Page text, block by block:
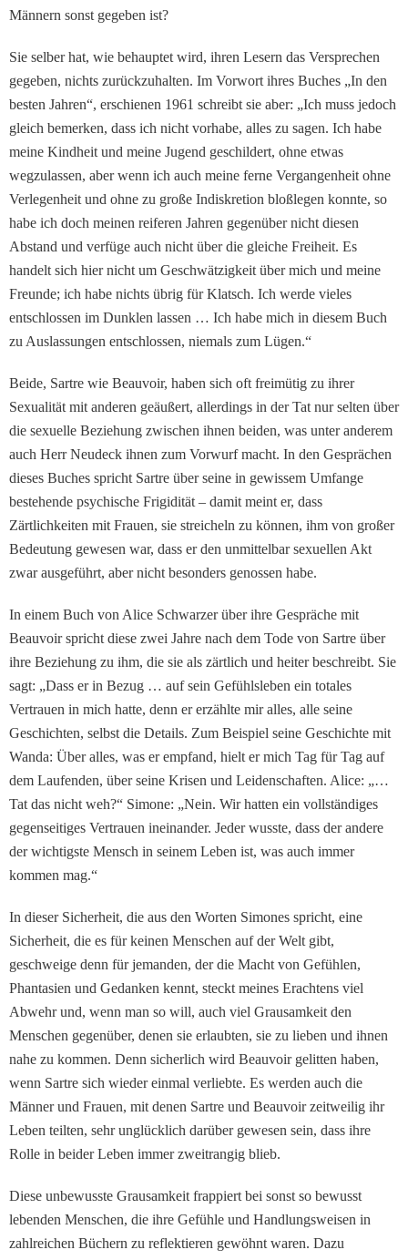
Männern sonst gegeben ist?
Sie selber hat, wie behauptet wird, ihren Lesern das Versprechen
gegeben, nichts zurückzuhalten. Im Vorwort ihres Buches „In den
besten Jahren“, erschienen 1961 schreibt sie aber: „Ich muss jedoch
gleich bemerken, dass ich nicht vorhabe, alles zu sagen. Ich habe
meine Kindheit und meine Jugend geschildert, ohne etwas
wegzulassen, aber wenn ich auch meine ferne Vergangenheit ohne
Verlegenheit und ohne zu große Indiskretion bloßlegen konnte, so
habe ich doch meinen reiferen Jahren gegenüber nicht diesen
Abstand und verfüge auch nicht über die gleiche Freiheit. Es
handelt sich hier nicht um Geschwätzigkeit über mich und meine
Freunde; ich habe nichts übrig für Klatsch. Ich werde vieles
entschlossen im Dunklen lassen … Ich habe mich in diesem Buch
zu Auslassungen entschlossen, niemals zum Lügen.“
Beide, Sartre wie Beauvoir, haben sich oft freimütig zu ihrer
Sexualität mit anderen geäußert, allerdings in der Tat nur selten über
die sexuelle Beziehung zwischen ihnen beiden, was unter anderem
auch Herr Neudeck ihnen zum Vorwurf macht. In den Gesprächen
dieses Buches spricht Sartre über seine in gewissem Umfange
bestehende psychische Frigidität – damit meint er, dass
Zärtlichkeiten mit Frauen, sie streicheln zu können, ihm von großer
Bedeutung gewesen war, dass er den unmittelbar sexuellen Akt
zwar ausgeführt, aber nicht besonders genossen habe.
In einem Buch von Alice Schwarzer über ihre Gespräche mit
Beauvoir spricht diese zwei Jahre nach dem Tode von Sartre über
ihre Beziehung zu ihm, die sie als zärtlich und heiter beschreibt. Sie
sagt: „Dass er in Bezug … auf sein Gefühlsleben ein totales
Vertrauen in mich hatte, denn er erzählte mir alles, alle seine
Geschichten, selbst die Details. Zum Beispiel seine Geschichte mit
Wanda: Über alles, was er empfand, hielt er mich Tag für Tag auf
dem Laufenden, über seine Krisen und Leidenschaften. Alice: „…
Tat das nicht weh?“ Simone: „Nein. Wir hatten ein vollständiges
gegenseitiges Vertrauen ineinander. Jeder wusste, dass der andere
der wichtigste Mensch in seinem Leben ist, was auch immer
kommen mag.“
In dieser Sicherheit, die aus den Worten Simones spricht, eine
Sicherheit, die es für keinen Menschen auf der Welt gibt,
geschweige denn für jemanden, der die Macht von Gefühlen,
Phantasien und Gedanken kennt, steckt meines Erachtens viel
Abwehr und, wenn man so will, auch viel Grausamkeit den
Menschen gegenüber, denen sie erlaubten, sie zu lieben und ihnen
nahe zu kommen. Denn sicherlich wird Beauvoir gelitten haben,
wenn Sartre sich wieder einmal verliebte. Es werden auch die
Männer und Frauen, mit de­nen Sartre und Beauvoir zeitweilig ihr
Leben teilten, sehr unglücklich darüber gewesen sein, dass ihre
Rolle in beider Leben immer zweitrangig blieb.
Diese unbewusste Grausamkeit frappiert bei sonst so bewusst
lebenden Menschen, die ihre Gefühle und Handlungsweisen in
zahlreichen Büchern zu reflektieren gewöhnt waren. Dazu